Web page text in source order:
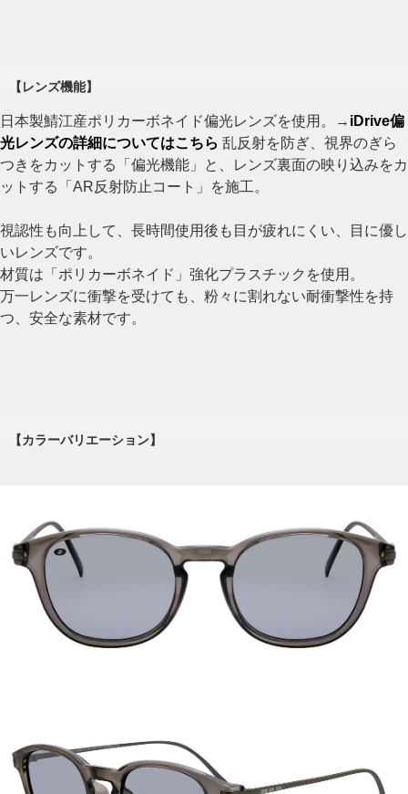
【レンズ機能】
日本製鯖江産ポリカーボネイド偏光レンズを使用。→ iDrive偏
光レンズの詳細についてはこちら 乱反射を防ぎ、視界のぎら
つきをカットする「偏光機能」と、レンズ裏面の映り込みをカ
ットする「AR反射防止コート」を施工。
視認性も向上して、長時間使用後も目が疲れにくい、目に優し
いレンズです。
材質は「ポリカーボネイド」強化プラスチックを使用。
万一レンズに衝撃を受けても、粉々に割れない耐衝撃性を持
つ、安全な素材です。
【カラーバリエーション】